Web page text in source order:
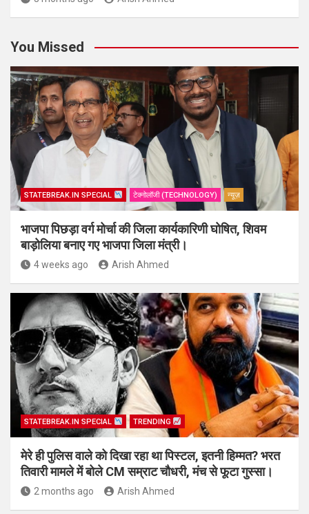
You Missed
STATEBREAK.IN SPECIAL टेक्नोलॉजी (TECHNOLOGY) न्यूज़
भाजपा पिछड़ा वर्ग मोर्चा की जिला कार्यकारिणी घोषित, शिवम
बाड़ोलिया बनाए गए भाजपा जिला मंत्री।
4 weeks ago Arish Ahmed
STATEBREAK.IN SPECIAL TRENDING
मेरे ही पुलिस वाले को दिखा रहा था पिस्टल, इतनी हिम्मत? भरत
तिवारी मामले में बोले CM सम्राट चौधरी, मंच से फूटा गुस्सा।
2 months ago Arish Ahmed